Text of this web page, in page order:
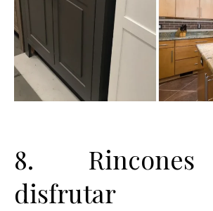
8.
disfrutar